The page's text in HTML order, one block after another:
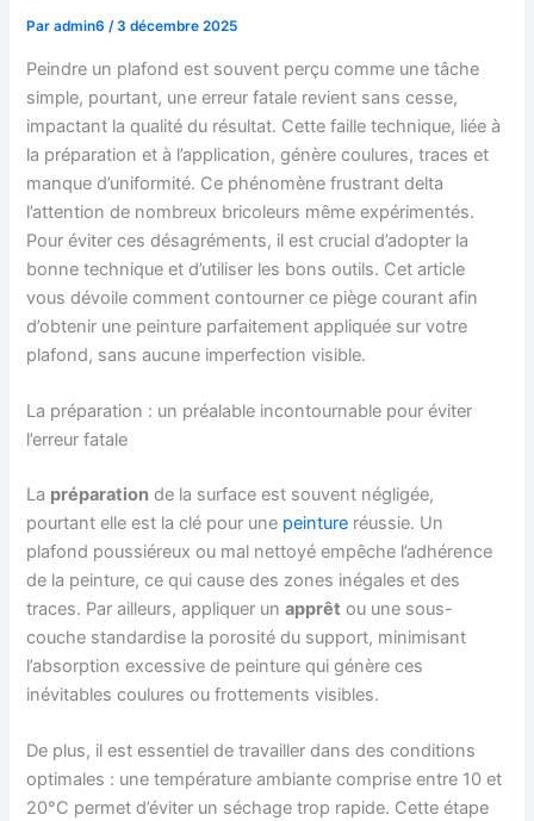
Paradmin6/3 décembre 2025
Peindre un plafond est souvent perçu comme une tâche
simple, pourtant, une erreur fatale revient sans cesse,
impactant la qualité du résultat. Cette faille technique, liée à
la préparation et à l’application, génère coulures, traces et
manque d’uniformité. Ce phénomène frustrant delta
l’attention de nombreux bricoleurs même expérimentés.
Pour éviter ces désagréments, il est crucial d’adopter la
bonne technique et d’utiliser les bons outils. Cet article
vous dévoile comment contourner ce piège courant afin
d’obtenir une peinture parfaitement appliquée sur votre
plafond, sans aucune imperfection visible.
La préparation : un préalable incontournable pour éviter
l’erreur fatale
La préparation de la surface est souvent négligée,
pourtant elle est la clé pour une peinture réussie. Un
plafond poussiéreux ou mal nettoyé empêche l’adhérence
de la peinture, ce qui cause des zones inégales et des
traces. Par ailleurs, appliquer unapprêt ou une sous-
couche standardise la porosité du support, minimisant
l’absorption excessive de peinture qui génère ces
inévitables coulures ou frottements visibles.
De plus, il est essentiel de travailler dans des conditions
optimales : une température ambiante comprise entre 10 et
20°C permet d’éviter un séchage trop rapide. Cette étape